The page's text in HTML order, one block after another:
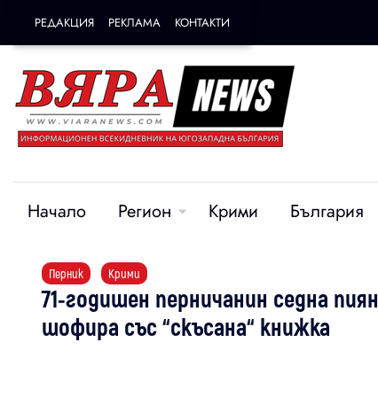
РЕДАКЦИЯ РЕКЛАМА КОНТАКТИ
Начало Регион Крими България
Перник Крими
71-годишен перничанин седна
шофира със “скъсана“ книжка